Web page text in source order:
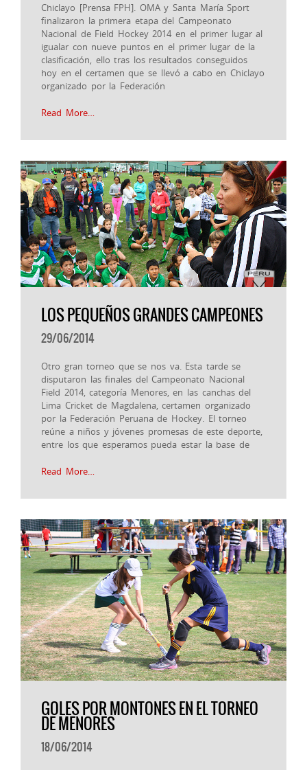
Chiclayo [Prensa FPH]. OMA y Santa María Sport
finalizaron la primera etapa del Campeonato
Nacional de Field Hockey 2014 en el primer lugar al
igualar con nueve puntos en el primer lugar de la
clasificación, ello tras los resultados conseguidos
hoy en el certamen que se llevó a cabo en Chiclayo
organizado por la Federación
Read More…
LOS PEQUEÑOS GRANDES CAMPEONES
29/06/2014
Otro gran torneo que se nos va. Esta tarde se
disputaron las finales del Campeonato Nacional
Field 2014, categoría Menores, en las canchas del
Lima Cricket de Magdalena, certamen organizado
por la Federación Peruana de Hockey. El torneo
reúne a niños y jóvenes promesas de este deporte,
entre los que esperamos pueda estar la base de
Read More…
GOLES POR MONTONES EN EL TORNEO
DE MENORES
18/06/2014